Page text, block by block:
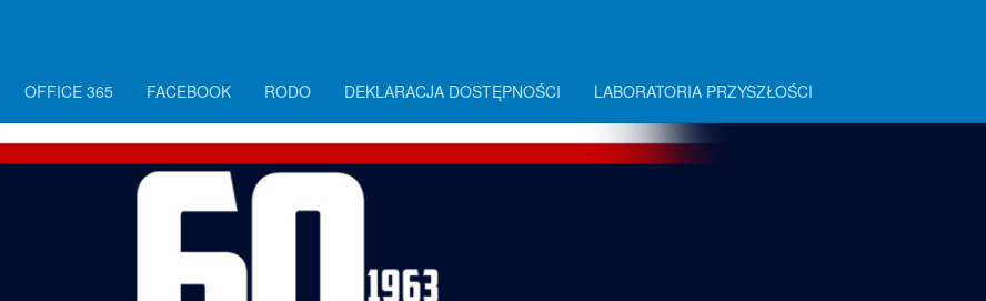
OFFICE 365 FACEBOOK RODO DEKLARACJA DOSTĘPNOŚCI LABORATORIA PRZYSZŁOŚCI